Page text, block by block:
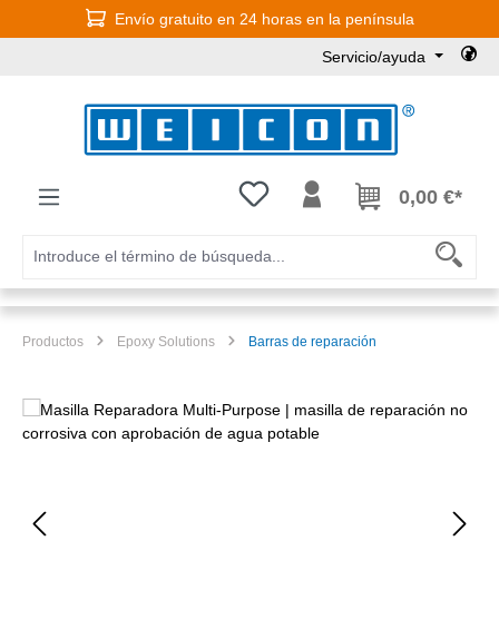
Saltar al contenido principalEnvío gratuito en 24 horas en la península
Servicio/ayuda
Tienes 0 artículos en tu lista de
0,00 €*
Productos Epoxy Solutions Barras de reparación
Omitir galería de imágenes